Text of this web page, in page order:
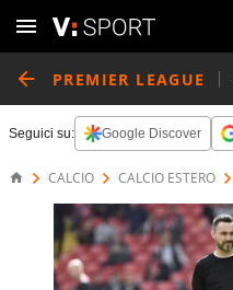
PREMIER LEAGUE
Seguici su: Google Discover
CALCIO CALCIO ESTERO